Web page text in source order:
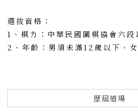
選拔資格：
1、棋力：中華民國圍棋協會六段
2、年齡：男須未滿12歲以下、
歷屆道場